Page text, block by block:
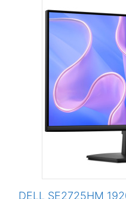
DELL SE2725HM